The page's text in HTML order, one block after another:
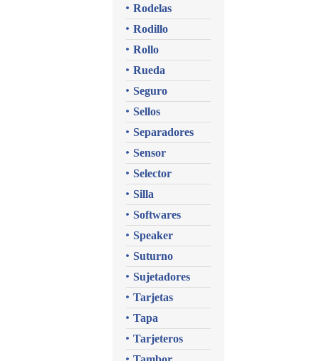
Rodelas
Rodillo
Rollo
Rueda
Seguro
Sellos
Separadores
Sensor
Selector
Silla
Softwares
Speaker
Suturno
Sujetadores
Tarjetas
Tapa
Tarjeteros